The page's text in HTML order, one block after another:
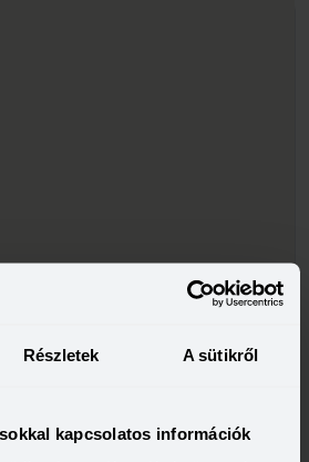
Részletek A sütikről
kapcsolatos információk